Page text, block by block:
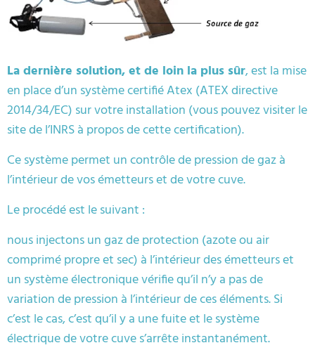
La dernière solution, et de loin la plus sûr, est la mise
en place d’un système certifié Atex (ATEX directive
2014/34/EC) sur votre installation (vous pouvez visiter le
site de l’INRS à propos de cette certification).
Ce système permet un contrôle de pression de gaz à
l’intérieur de vos émetteurs et de votre cuve.
Le procédé est le suivant :
nous injectons un gaz de protection (azote ou air
comprimé propre et sec) à l’intérieur des émetteurs et
un système électronique vérifie qu’il n’y a pas de
variation de pression à l’intérieur de ces éléments. Si
c’est le cas, c’est qu’il y a une fuite et le système
électrique de votre cuve s’arrête instantanément.